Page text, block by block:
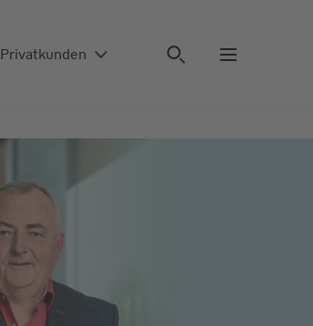
Privatkunden